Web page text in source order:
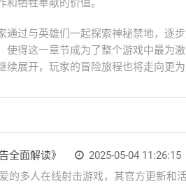
牺牲奉献的价值。
过与英雄们一起探索神秘禁地，逐
得这一章节成为了整个游戏中最为
展开，玩家的冒险旅程也将走向更为
全面解读》
2025-05-04 11:26:15
的多人在线射击游戏，其官方更新和